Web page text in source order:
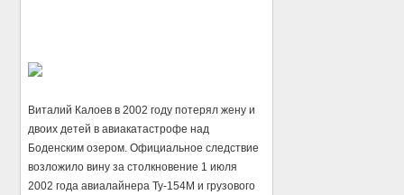
Виталий Калоев в 2002 году потерял жену и
двоих детей в авиакатастрофе над
Боденским озером. Официальное следствие
возложило вину за столкновение 1 июля
2002 года авиалайнера Ту-154М и грузового